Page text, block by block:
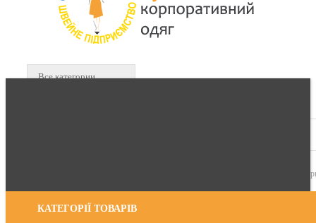
Все категории
0,00
КАТЕГОРІЇ ТОВАРІВ